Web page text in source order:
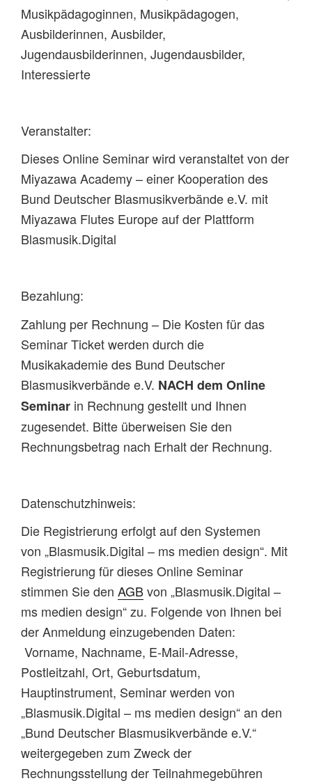
Musikpädagoginnen, Musikpädagogen,
Ausbilderinnen, Ausbilder,
Jugendausbilderinnen, Jugendausbilder,
Interessierte
Veranstalter:
Dieses Online Seminar wird veranstaltet von der
Miyazawa Academy – einer Kooperation des
Bund Deutscher Blasmusikverbände e.V. mit
Miyazawa Flutes Europe auf der Plattform
Blasmusik.Digital
Bezahlung:
Zahlung per Rechnung – Die Kosten für das
Seminar Ticket werden durch die
Musikakademie des Bund Deutscher
Blasmusikverbände e.V. NACH dem Online
Seminar in Rechnung gestellt und Ihnen
zugesendet. Bitte überweisen Sie den
Rechnungsbetrag nach Erhalt der Rechnung.
Datenschutzhinweis:
Die Registrierung erfolgt auf den Systemen
von „Blasmusik.Digital – ms medien design“. Mit
Registrierung für dieses Online Seminar
stimmen Sie den AGBvon „Blasmusik.Digital –
ms medien design“ zu. Folgende von Ihnen bei
der Anmeldung einzugebenden Daten:
Vorname, Nachname, E-Mail-Adresse,
Postleitzahl, Ort, Geburtsdatum,
Hauptinstrument, Seminar werden von
„Blasmusik.Digital – ms medien design“ an den
„Bund Deutscher Blasmusikverbände e.V.“
weitergegeben zum Zweck der
Rechnungsstellung der Teilnahmegebühren